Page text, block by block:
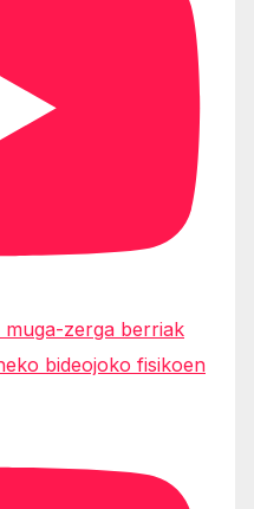
zerga berriak
bideojoko fisikoen